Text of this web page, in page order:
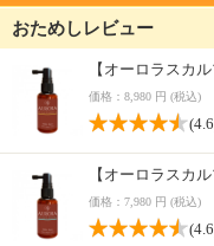
おためしレビュー
【オーロラスカ
価格：8,980 円 (税込)
【オーロラスカ
価格：7,980 円 (税込)